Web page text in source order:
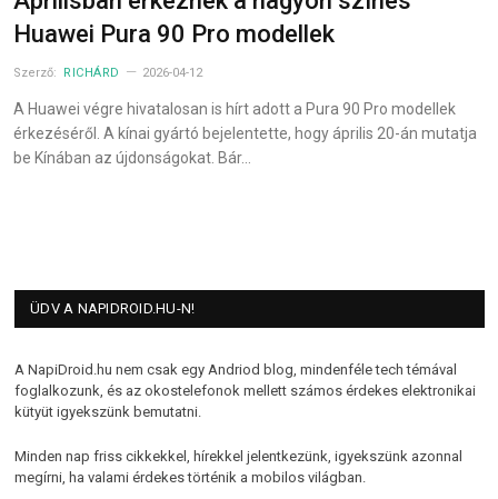
Huawei Pura 90 Pro modellek
Szerző: RICHÁRD 2026-04-12
A Huawei végre hivatalosan is hírt adott a Pura 90 Pro modellek
érkezéséről. A kínai gyártó bejelentette, hogy április 20-án mutatja
be Kínában az újdonságokat. Bár…
ÜDV A NAPIDROID.HU-N!
A NapiDroid.hu nem csak egy Andriod blog, mindenféle tech témával
foglalkozunk, és az okostelefonok mellett számos érdekes elektronikai
kütyüt igyekszünk bemutatni.
Minden nap friss cikkekkel, hírekkel jelentkezünk, igyekszünk azonnal
megírni, ha valami érdekes történik a mobilos világban.